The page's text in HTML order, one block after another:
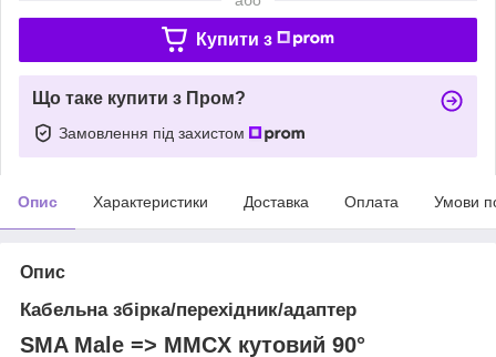
Купити з
Що таке купити з Пром?
Замовлення під захистом
Опис Характеристики Доставка Оплата Умови
Опис
Кабельна збірка/перехідник/адаптер
SMA Male => MMCX кутовий 90°